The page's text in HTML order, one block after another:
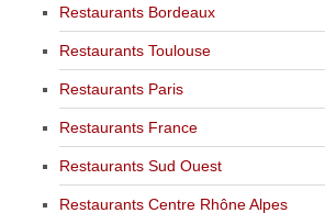
Restaurants Bordeaux
Restaurants Toulouse
Restaurants Paris
Restaurants France
Restaurants Sud Ouest
Restaurants Centre Rhône Alpes